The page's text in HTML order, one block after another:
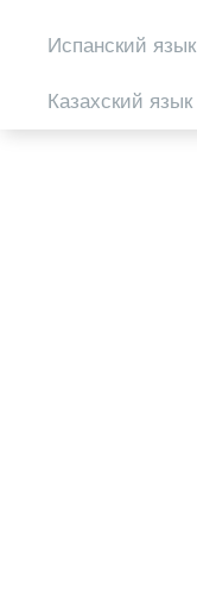
Испанский язык
Казахский язык